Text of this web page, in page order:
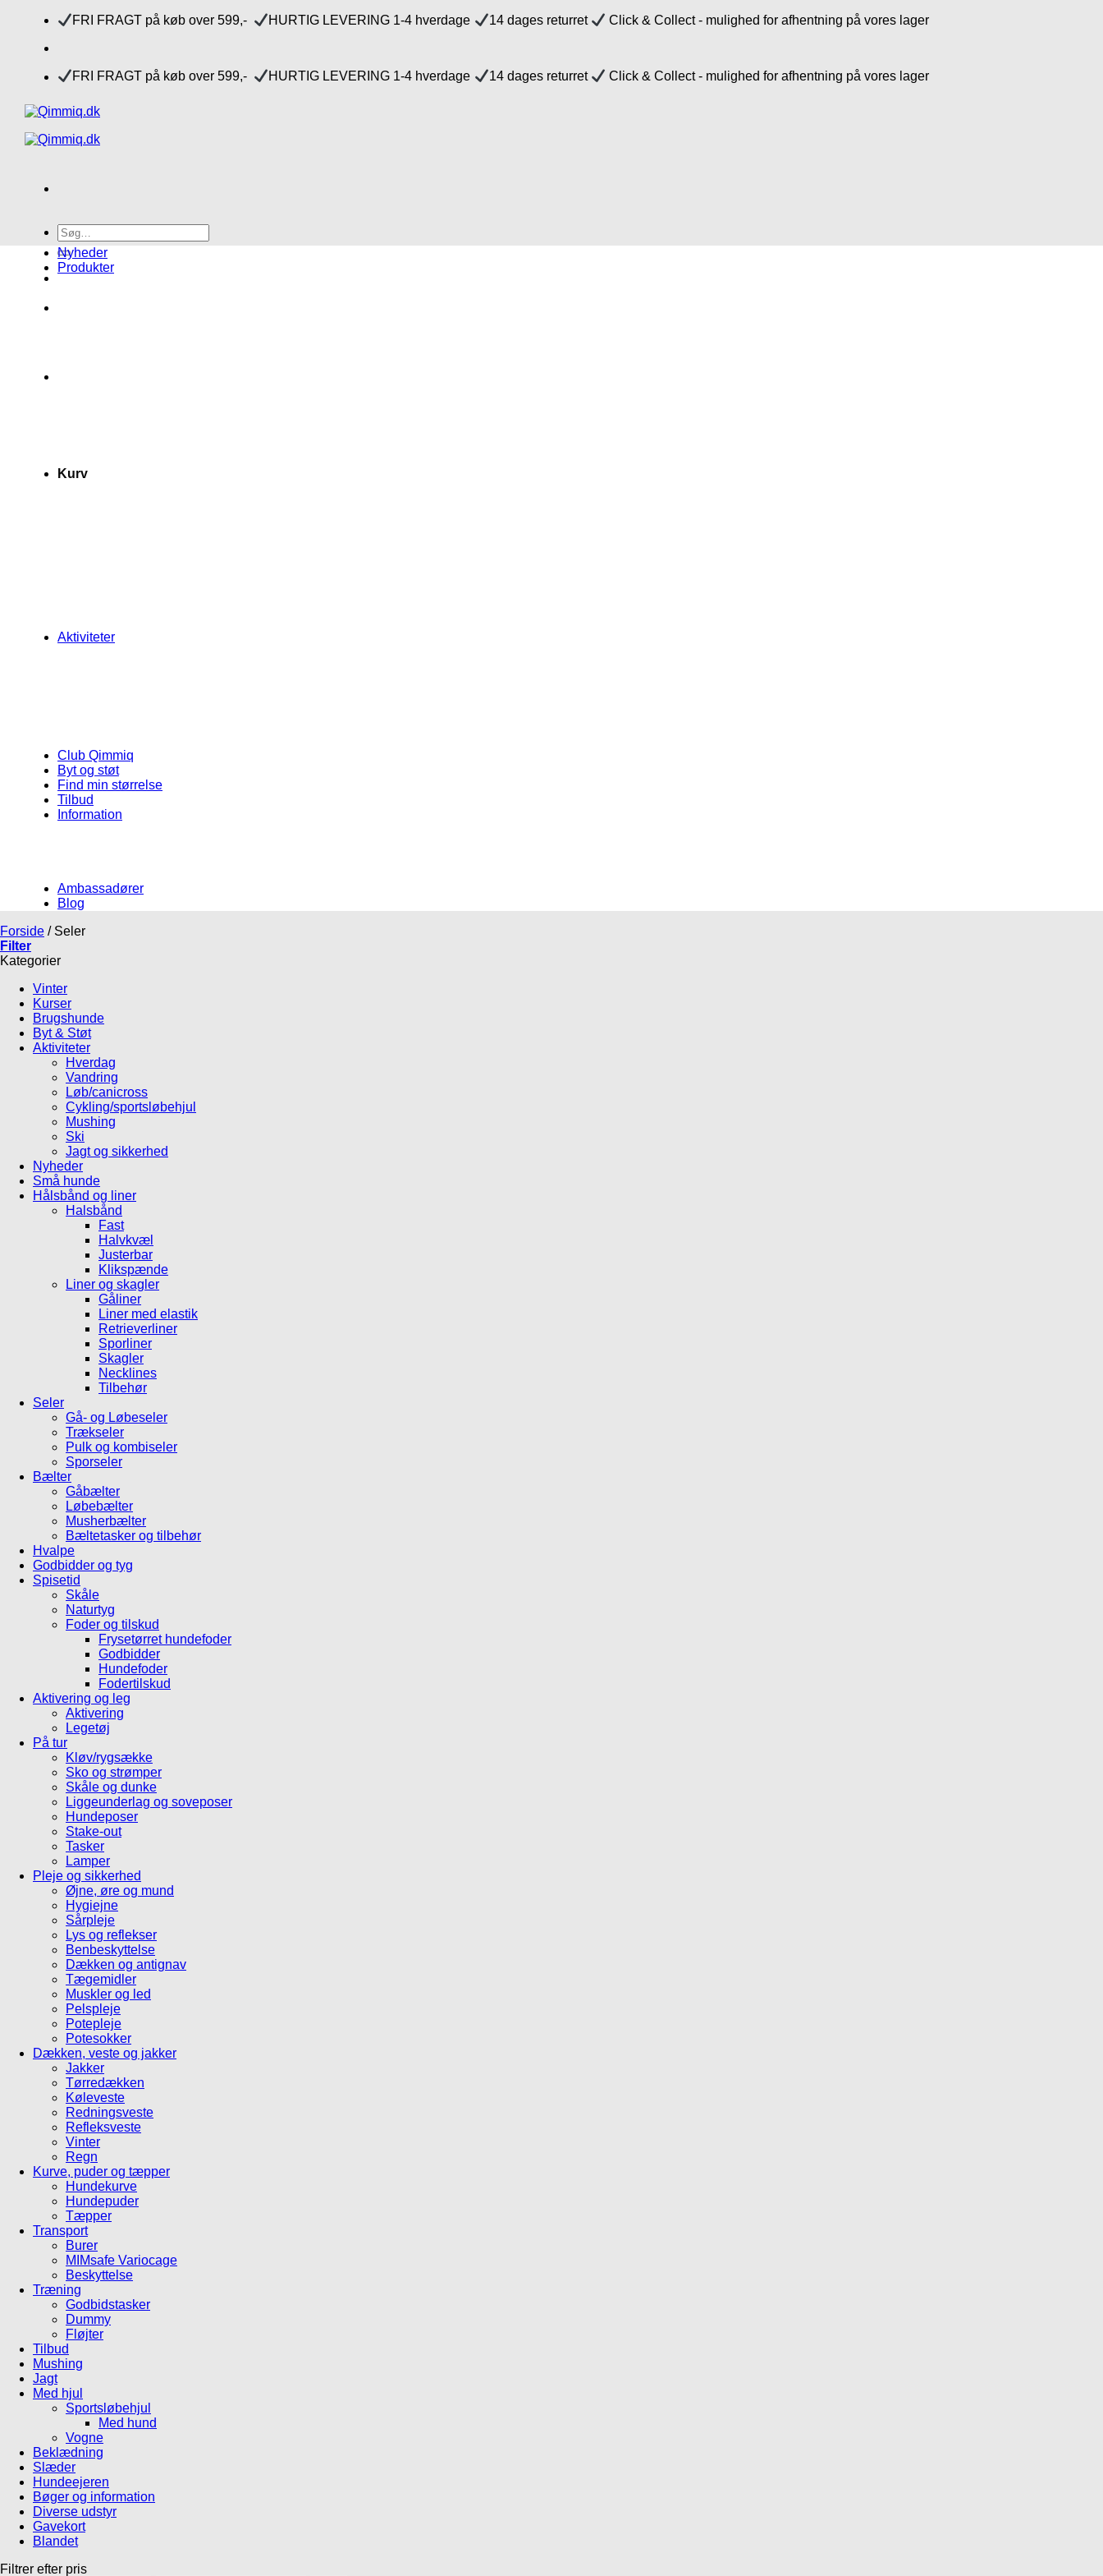
FRI FRAGT på køb over 599,- HURTIG LEVERING 1-4 hverdage 14 dages returret Click & Collect - mulighed for afhentning på vores lager
FRI FRAGT på køb over 599,- HURTIG LEVERING 1-4 hverdage 14 dages returret Click & Collect - mulighed for afhentning på vores lager
Søg
efter:
Kurv
Nyheder
Produkter
Aktiviteter
Club Qimmiq
Byt og støt
Find min størrelse
Tilbud
Information
Ambassadører
Blog
Forside /Seler
Filter
Kategorier
Vinter
Kurser
Brugshunde
Byt & Støt
Aktiviteter
Hverdag
Vandring
Løb/canicross
Cykling/sportsløbehjul
Mushing
Ski
Jagt og sikkerhed
Nyheder
Små hunde
Hålsbånd og liner
Halsbånd
Fast
Halvkvæl
Justerbar
Klikspænde
Liner og skagler
Gåliner
Liner med elastik
Retrieverliner
Sporliner
Skagler
Necklines
Tilbehør
Seler
Gå- og Løbeseler
Trækseler
Pulk og kombiseler
Sporseler
Bælter
Gåbælter
Løbebælter
Musherbælter
Bæltetasker og tilbehør
Hvalpe
Godbidder og tyg
Spisetid
Skåle
Naturtyg
Foder og tilskud
Frysetørret hundefoder
Godbidder
Hundefoder
Fodertilskud
Aktivering og leg
Aktivering
Legetøj
På tur
Kløv/rygsække
Sko og strømper
Skåle og dunke
Liggeunderlag og soveposer
Hundeposer
Stake-out
Tasker
Lamper
Pleje og sikkerhed
Øjne, øre og mund
Hygiejne
Sårpleje
Lys og reflekser
Benbeskyttelse
Dækken og antignav
Tægemidler
Muskler og led
Pelspleje
Potepleje
Potesokker
Dækken, veste og jakker
Jakker
Tørredækken
Køleveste
Redningsveste
Refleksveste
Vinter
Regn
Kurve, puder og tæpper
Hundekurve
Hundepuder
Tæpper
Transport
Burer
MIMsafe Variocage
Beskyttelse
Træning
Godbidstasker
Dummy
Fløjter
Tilbud
Mushing
Jagt
Med hjul
Sportsløbehjul
Med hund
Vogne
Beklædning
Slæder
Hundeejeren
Bøger og information
Diverse udstyr
Gavekort
Blandet
Filtrer efter pris